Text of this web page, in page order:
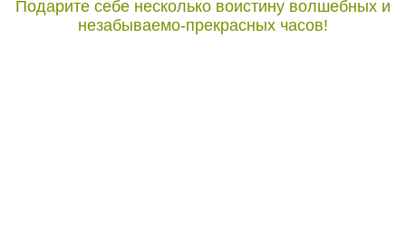
Подарите себе несколько воистину волшебных и
незабываемо-прекрасных часов!